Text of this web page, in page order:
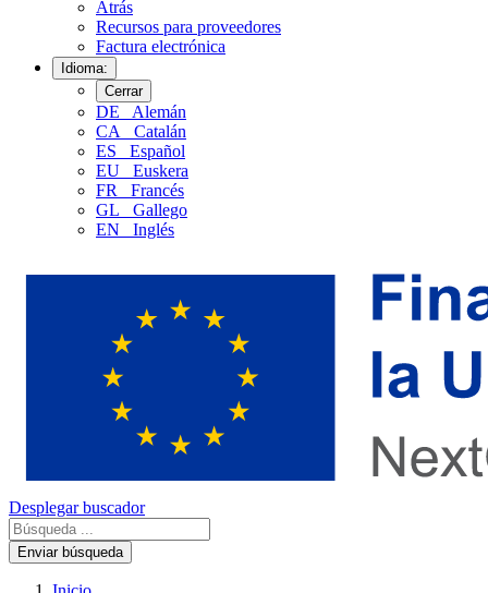
Atrás
Recursos para proveedores
Factura electrónica
Idioma:
Cerrar
DE
Alemán
CA
Catalán
ES
Español
EU
Euskera
FR
Francés
GL
Gallego
EN
Inglés
Desplegar buscador
Enviar búsqueda